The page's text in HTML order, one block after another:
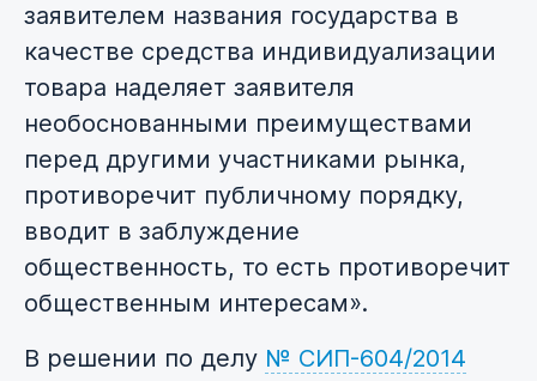
заявителем названия государства в
качестве средства индивидуализации
товара наделяет заявителя
необоснованными преимуществами
перед другими участниками рынка,
противоречит публичному порядку,
вводит в заблуждение
общественность, то есть противоречит
общественным интересам».
В решении по делу № СИП-604/2014